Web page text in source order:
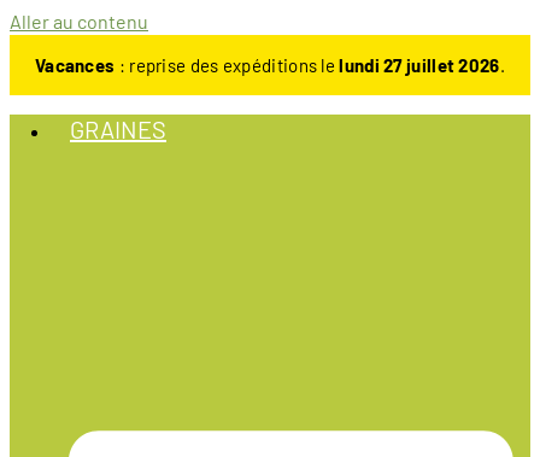
Aller au contenu
Vacances : reprise des expéditions lelundi 27 juillet 2026.
GRAINES